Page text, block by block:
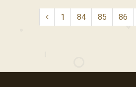
1 84 85 86